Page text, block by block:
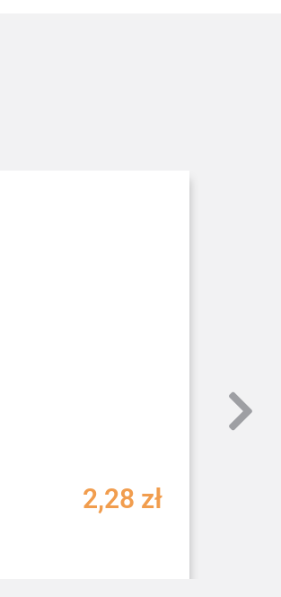
2,28 zł